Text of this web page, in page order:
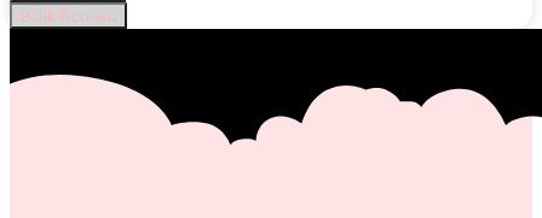
Виж всички